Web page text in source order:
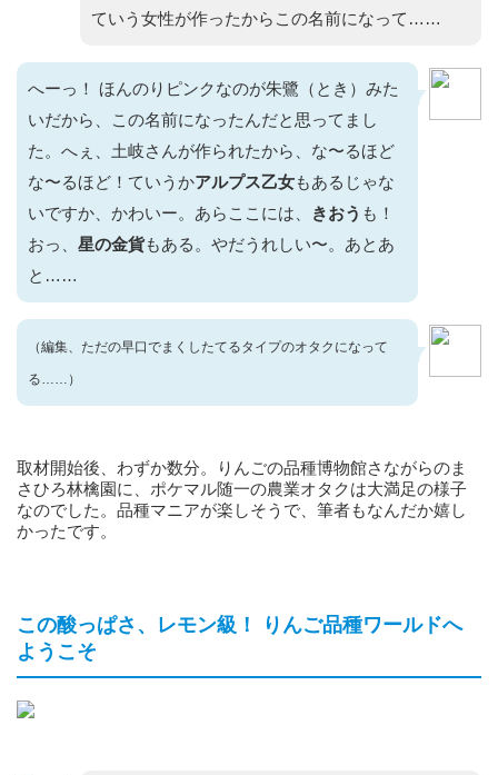
ていう女性が作ったからこの名前になって……
へーっ！ ほんのりピンクなのが朱鷺（とき）みた
いだから、この名前になったんだと思ってまし
た。へぇ、土岐さんが作られたから、な〜るほど
な〜るほど！ていうかアルプス乙女もあるじゃな
いですか、かわいー。あらここには、
きおう も！
おっ、 星の金貨もある。やだうれしい〜。あとあ
と……
（編集、ただの早口でまくしたてるタイプのオタクになって
る……）
取材開始後、わずか数分。りんごの品種博物館さながらのま
さひろ林檎園に、ポケマル随一の農業オタクは大満足の様子
なのでした。品種マニアが楽しそうで、筆者もなんだか嬉し
かったです。
この酸っぱさ、レモン級！ りんご品種ワールドへ
ようこそ